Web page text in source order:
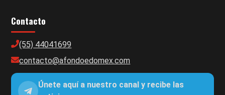
Contacto
(55) 44041699
contacto@afondoedomex.com
Únete aquí a nuestro canal y recibe las